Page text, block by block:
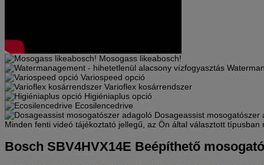
Mosogass likeabosch!
Variospeed opció
Varioflex kosárrendszer
Higiéniaplus opció
Ecosilencedrive
Dosageassist mosogatószer
Minden fenti videó tájékoztató jellegű, az Ön által választott
Bosch SBV4HVX14E Beépíthető